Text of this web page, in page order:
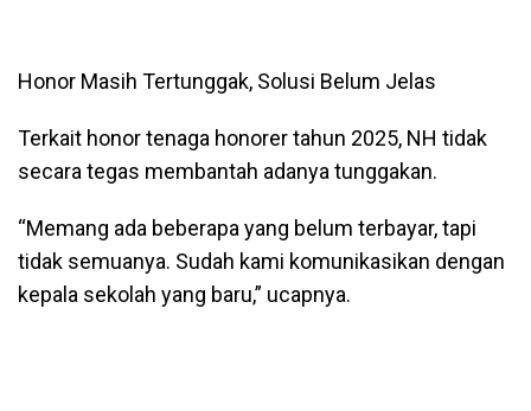
Honor Masih Tertunggak, Solusi Belum Jelas
Terkait honor tenaga honorer tahun 2025, NH tidak
secara tegas membantah adanya tunggakan.
“Memang ada beberapa yang belum terbayar, tapi
tidak semuanya. Sudah kami komunikasikan dengan
kepala sekolah yang baru,” ucapnya.